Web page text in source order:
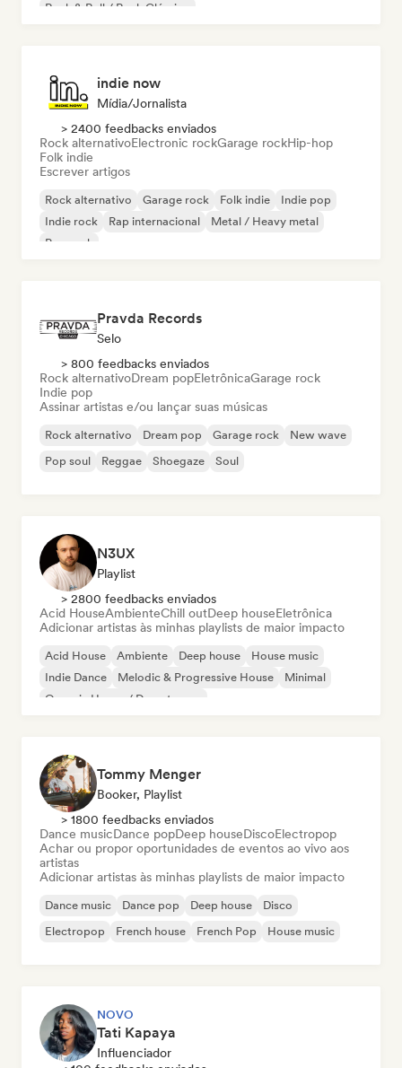
Rock & Roll / Rock Clássico
indie now
Mídia/Jornalista
> 2400 feedbacks enviados
Rock alternativoElectronic rockGarage rockHip-hop
Folk indie
Escrever artigos
Rock alternativo Garage rock Folk indie
Indie pop
Indie rock
Rap internacional
Metal / Heavy metal
Pop rock
Pravda Records
Selo
> 800 feedbacks enviados
Rock alternativoDream popEletrônicaGarage rock
Indie pop
Assinar artistas e/ou lançar suas músicas
Rock alternativo Dream pop Garage rock
New wave
Pop soul
Reggae Shoegaze Soul
N3UX
Playlist
> 2800 feedbacks enviados
Acid HouseAmbienteChill outDeep houseEletrônica
Adicionar artistas às minhas playlists de maior impacto
Acid House Ambiente Deep house
House music
Indie Dance
Melodic & Progressive House
Minimal
Organic House / Downtempo
Tommy Menger
Booker, Playlist
> 1800 feedbacks enviados
Dance musicDance popDeep houseDiscoElectropop
Achar ou propor oportunidades de eventos ao vivo aos
artistas
Adicionar artistas às minhas playlists de maior impacto
Dance music Dance pop Deep house
Disco
Electropop
French house French Pop House music
NOVO
Tati Kapaya
Influenciador